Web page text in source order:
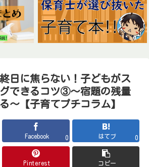
日に焦らない！子どもがス
できるコツ③～宿題の残量
～【子育てプチコラム】
Facebook 0 はてブ 0
Pinterest コピー